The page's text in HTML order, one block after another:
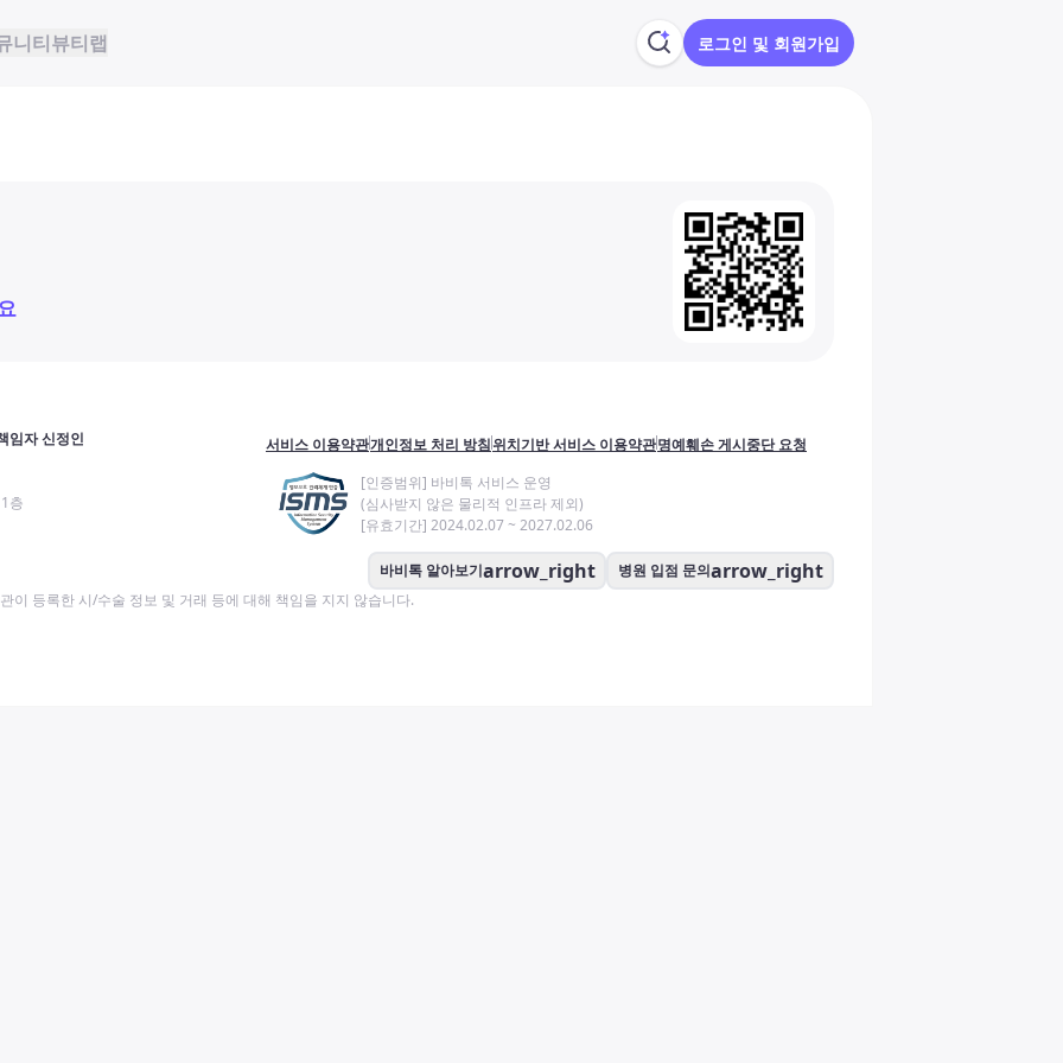
니티뷰티랩 로그인 및 회원가입
임자 신정인
층
서비스 이용약관개인정보 처리 방침위치기반 서비스 이용약관명예훼손 게시중단 요청
[인증범위] 바비톡 서비스 운영
(심사받지 않은 물리적 인프라 제외)
[유효기간] 2024.02.07 ~ 2027.02.06
바비톡 알아보기arrow_right 병원 입점 문의arrow_right
이 등록한 시/수술 정보 및 거래 등에 대해 책임을 지지 않습니다.